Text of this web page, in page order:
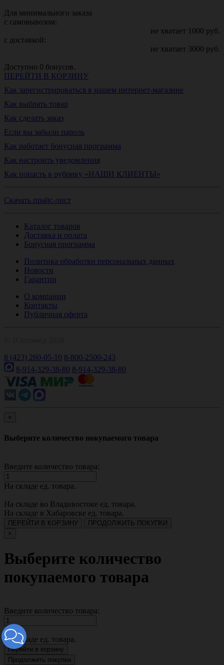
Для минимального заказа
с самовывозом:
не хватает 1000 руб.
с доставкой:
не хватает 3000 руб.
Доступно 0 бонусов.
ПЕРЕЙТИ В КОРЗИНУ
Как зарегистрироваться в нашем интернет-магазине
Как выбрать товар
Как сделать заказ
Если вы забыли пароль
Как работает бонусная программа
Как настроить уведомления
Как попасть в рубрику «НАШИ КЛИЕНТЫ»
Скачать прайс-лист
Каталог товаров
Доставка и оплата
Бонусная программа
Политика обработки персональных данных
Новости
Гарантии
О компании
Контакты
Публичная оферта
8 (423) 260-05-10 8-800-2500-243
8-914-329-38-80 8-914-329-38-80
×
Выберите количество покупаемого товара
Введите количество товара:
На складе ед. товара.
На складе во Владивостоке ед. товара.
На складе в Хабаровске ед. товара.
ПЕРЕЙТИ В КОРЗИНУ
ПРОДОЛЖИТЬ ПОКУПКИ
×
Выберите количество
покупаемого товара
Введите количество товара:
На складе ед. товара.
Перейти в корзину
Продолжить покупки